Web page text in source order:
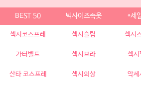
BEST 50 빅사이즈속옷 *세
섹시코스프레 섹시슬립 섹시
가터벨트 섹시브라 섹시
산타 코스프레 섹시의상 악세